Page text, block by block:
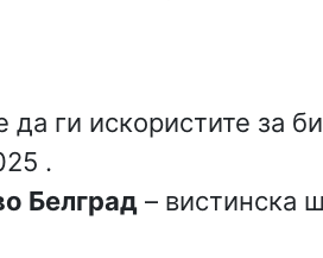
ги искористите за
.
Белград – вистинска